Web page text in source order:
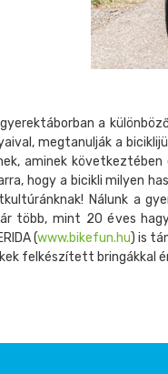
a
megtanulják a
aminek
hogy a bicikli milyen
Nálunk a
több, mint 20 éves
(www.bikefun.hu) is
felkészített bringákkal